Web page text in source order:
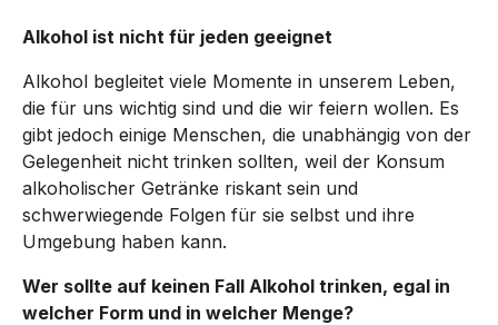
Alkohol ist nicht für jeden geeignet
Alkohol begleitet viele Momente in unserem Leben,
die für uns wichtig sind und die wir feiern wollen. Es
gibt jedoch einige Menschen, die unabhängig von der
Gelegenheit nicht trinken sollten, weil der Konsum
alkoholischer Getränke riskant sein und
schwerwiegende Folgen für sie selbst und ihre
Umgebung haben kann.
Wer sollte auf keinen Fall Alkohol trinken, egal in
welcher Form und in welcher Menge?